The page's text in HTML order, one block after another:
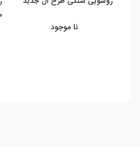
نا موجود